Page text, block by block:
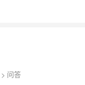
> 问答